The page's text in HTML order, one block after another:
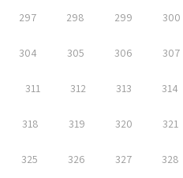
297 298 299 300
304 305 306 307
311 312 313 314
318 319 320 321
325 326 327 328